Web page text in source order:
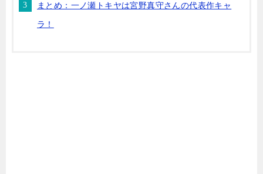
まとめ：一ノ瀬トキヤは宮野真守さんの代表作キャ
ラ！